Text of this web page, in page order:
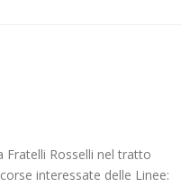
Fratelli Rosselli nel tratto
interessate delle Linee: